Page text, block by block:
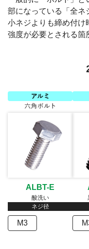
ログイン
注文・見積りについて
部になっている「全ネ
小ネジよりも締め付け
強度が必要とされる箇
ALBT-E
酸洗い
ネジ径
M3